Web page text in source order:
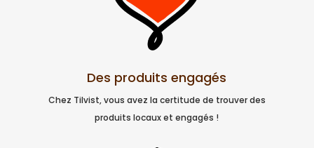
Des produits engagés
Chez Tilvist, vous avez la certitude de trouver des
produits locaux et engagés !